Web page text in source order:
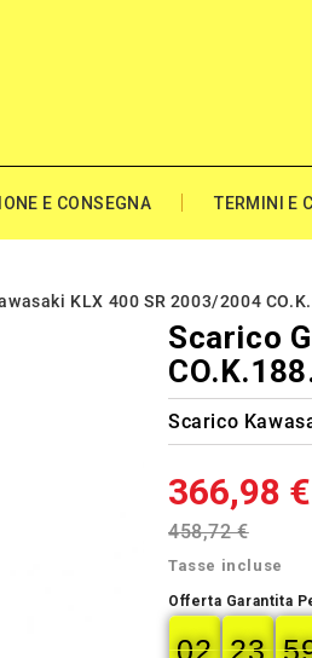
E CONSEGNA TERMINI E
KLX 400 SR 2003/2004
Scarico
Scarico
366,98 €
458,72 €
Tasse incluse
Offerta Garantita
02
02
00 23
23
00